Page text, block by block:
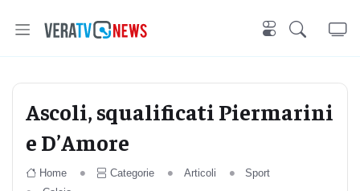
Ascoli, squalificati Piermarini
e D’Amore
Home Categorie Articoli
Sport